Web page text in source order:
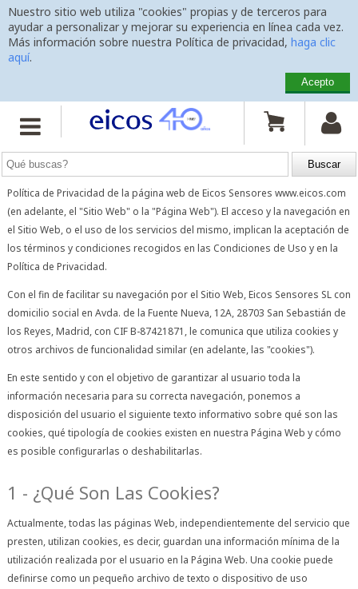
Nuestro sitio web utiliza "cookies" propias y de terceros para
ayudar a personalizar y mejorar su experiencia en línea cada vez.
Más información sobre nuestra Política de privacidad, haga clic
aquí.
Acepto
 
Inicio > Política de Cookies
Política de Cookies
Esta Política de Cookies es parte integrante de las Condiciones de Uso y la
Política de Privacidad de la página web de Eicos Sensores www.eicos.com
(en adelante, el "Sitio Web" o la "Página Web"). El acceso y la navegación en
el Sitio Web, o el uso de los servicios del mismo, implican la aceptación de
los términos y condiciones recogidos en las Condiciones de Uso y en la
Política de Privacidad.
Con el fin de facilitar su navegación por el Sitio Web, Eicos Sensores SL con
domicilio social en Avda. de la Fuente Nueva, 12A, 28703 San Sebastián de
los Reyes, Madrid, con CIF B-87421871, le comunica que utiliza cookies y
otros archivos de funcionalidad similar (en adelante, las "cookies").
En este sentido y con el objetivo de garantizar al usuario toda la
información necesaria para su correcta navegación, ponemos a
disposición del usuario el siguiente texto informativo sobre qué son las
cookies, qué tipología de cookies existen en nuestra Página Web y cómo
es posible configurarlas o deshabilitarlas.
1 - ¿Qué Son Las Cookies?
Actualmente, todas las páginas Web, independientemente del servicio que
presten, utilizan cookies, es decir, guardan una información mínima de la
utilización realizada por el usuario en la Página Web. Una cookie puede
definirse como un pequeño archivo de texto o dispositivo de uso